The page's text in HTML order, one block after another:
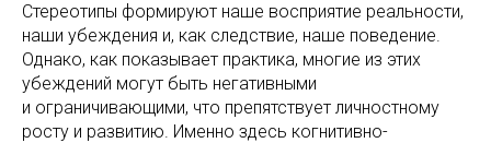
Стереотипы формируют наше восприятие реальности,
наши убеждения и, как следствие, наше поведение.
Однако, как показывает практика, многие из этих
убеждений могут быть негативными
и ограничивающими, что препятствует личностному
росту и развитию. Именно здесь когнитивно-